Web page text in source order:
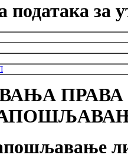
података за